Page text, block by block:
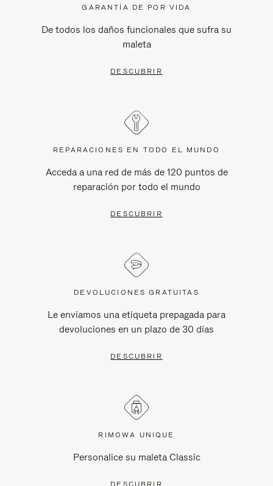
GARANTÍA DE POR VIDA
De todos los daños funcionales que sufra su
maleta
DESCUBRIR
REPARACIONES EN TODO EL MUNDO
Acceda a una red de más de 120 puntos de
reparación por todo el mundo
DESCUBRIR
DEVOLUCIONES GRATUITAS
Le enviamos una etiqueta prepagada para
devoluciones en un plazo de 30 días
DESCUBRIR
RIMOWA UNIQUE
Personalice su maleta Classic